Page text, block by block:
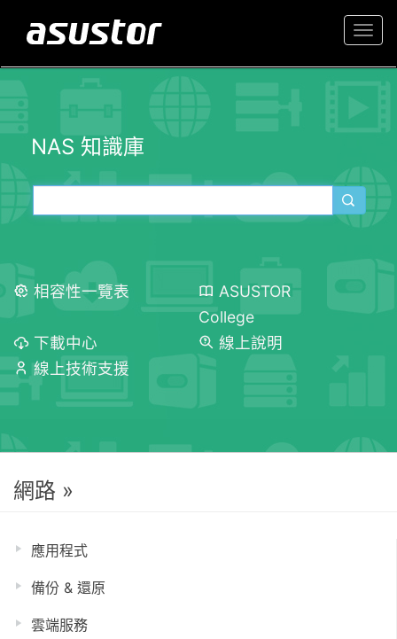
NAS 知識庫
相容性一覽表
ASUSTOR
College
下載中心
線上說明
線上技術支援
網路 »
應用程式
備份 & 還原
雲端服務